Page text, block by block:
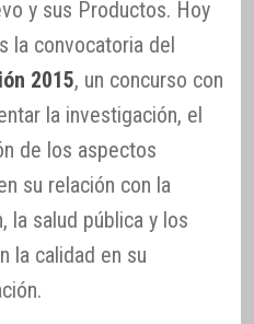
y sus Productos. Hoy
la convocatoria del
2015, un concurso con
la investigación, el
de los aspectos
su relación con la
la salud pública y los
la calidad en su